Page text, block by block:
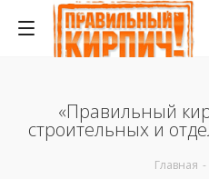
«Правильный
строительных и
Главная -